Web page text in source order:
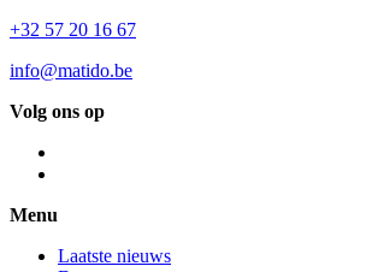
+32 57 20 16 67
info@matido.be
Volg ons op
Menu
Laatste nieuws